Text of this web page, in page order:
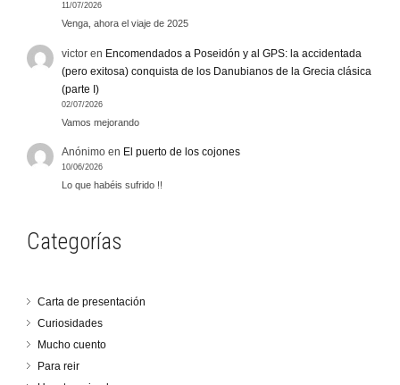
11/07/2026
Venga, ahora el viaje de 2025
victor en Encomendados a Poseidón y al GPS: la accidentada
(pero exitosa) conquista de los Danubianos de la Grecia clásica
(parte I)
02/07/2026
Vamos mejorando
Anónimo en El puerto de los cojones
10/06/2026
Lo que habéis sufrido !!
Categorías
Carta de presentación
Curiosidades
Mucho cuento
Para reir